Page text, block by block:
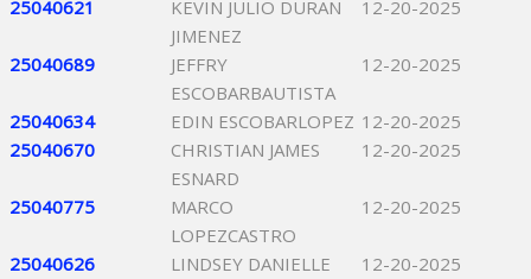
25040621
KEVIN JULIO DURAN
JIMENEZ
12-20-2025
25040689
JEFFRY
ESCOBARBAUTISTA
12-20-2025
25040634 EDIN ESCOBARLOPEZ 12-20-2025
25040670
CHRISTIAN JAMES
ESNARD
12-20-2025
25040775
MARCO
LOPEZCASTRO
12-20-2025
25040626
LINDSEY DANIELLE
12-20-2025